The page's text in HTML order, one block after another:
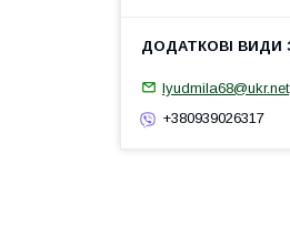
lyudmila68@ukr.net
+380939026317